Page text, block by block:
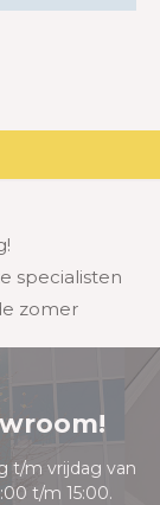
specialisten
zomer
t/m vrijdag van
t/m 15:00.